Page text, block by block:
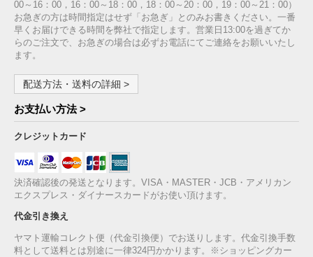
00～16：00，16：00～18：00，18：00～20：00，19：00～21：00）
お急ぎの方は時間指定はせず「お急ぎ」とのみお書きください。一番
早くお届けできる時間を弊社で指定します。営業日13:00を過ぎてか
らのご注文で、お急ぎの場合は必ずお電話にてご連絡をお願いいたし
ます。
配送方法・送料の詳細 >
お支払い方法 >
クレジットカード
決済確認後の発送となります。VISA・MASTER・JCB・アメリカン
エクスプレス・ダイナースカードがお使い頂けます。
代金引き換え
ヤマト運輸コレクト便（代金引換便）でお送りします。代金引換手数
料として送料とは別途に一律324円かかります。※ショッピングカー